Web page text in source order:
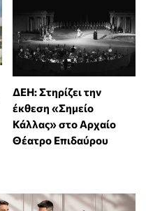
ΔΕΗ: Στηρίζει την
έκθεση «Σημείο
Κάλλας» στο Αρχαίο
Θέατρο Επιδαύρου